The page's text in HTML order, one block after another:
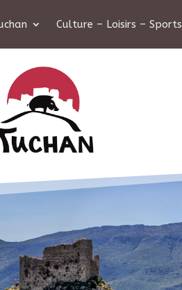
Culture – Loisirs – Sports